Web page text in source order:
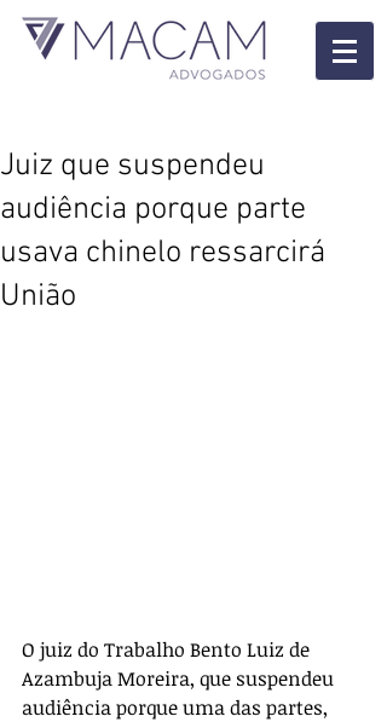
Juiz que suspendeu
audiência porque parte
usava chinelo ressarcirá
União
O juiz do Trabalho Bento Luiz de
Azambuja Moreira, que suspendeu
audiência porque uma das partes,